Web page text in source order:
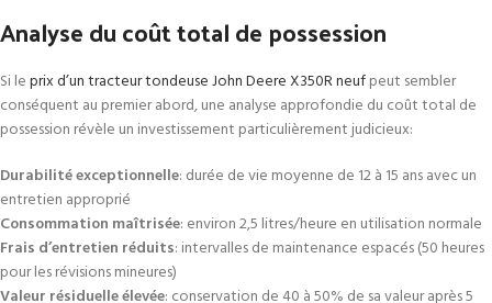
Analyse du coût total de possession
Si leprix d’un tracteur tondeuse John Deere X350R neufpeut sembler
conséquent au premier abord, une analyse approfondie du coût total de
possession révèle un investissement particulièrement judicieux:
Durabilité exceptionnelle: durée de vie moyenne de 12 à 15 ans avec un
entretien approprié
Consommation maîtrisée: environ 2,5 litres/heure en utilisation normale
Frais d’entretien réduits: intervalles de maintenance espacés (50 heures
pour les révisions mineures)
Valeur résiduelle élevée: conservation de 40 à 50% de sa valeur après 5